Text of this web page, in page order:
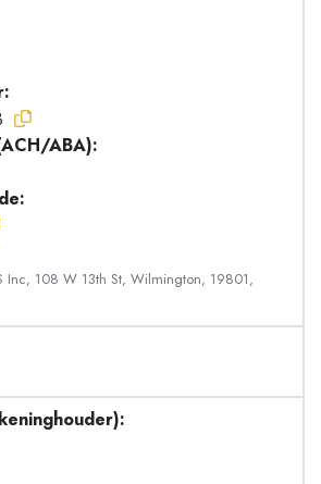
ABA):
Inc, 108 W 13th St, Wilmington, 19801,